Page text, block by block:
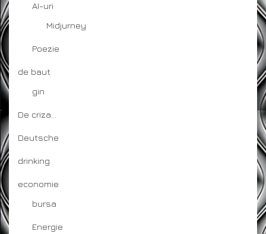
AI-uri
Midjurney
Poezie
de baut
gin
De criza…
Deutsche
drinking
economie
bursa
Energie